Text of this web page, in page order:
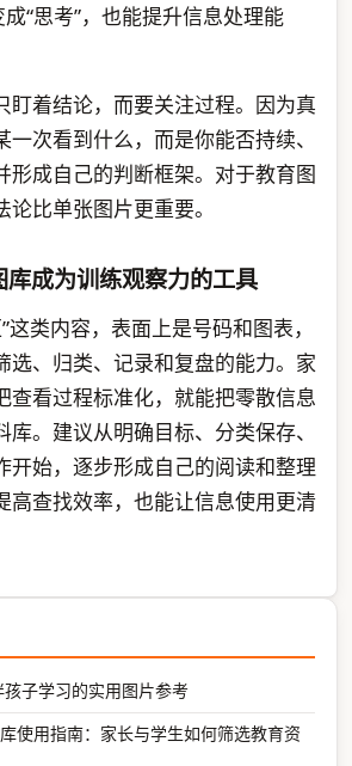
成“思考”，也能提升信息处理能
盯着结论，而要关注过程。因为真
次看到什么，而是你能否持续、
形成自己的判断框架。对于教育图
比单张图片更重要。
成为训练观察力的工具
这类内容，表面上是号码和图表，
选、归类、记录和复盘的能力。家
查看过程标准化，就能把零散信息
。建议从明确目标、分类保存、
开始，逐步形成自己的阅读和整理
高查找效率，也能让信息使用更清
子学习的实用图片参考
使用指南：家长与学生如何筛选教育资